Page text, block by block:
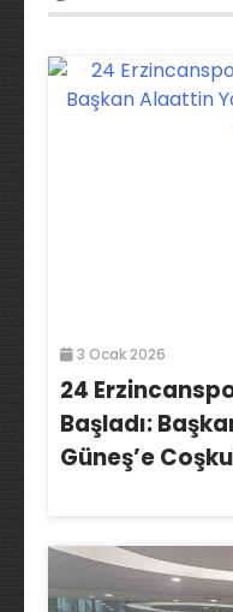
3 Ocak 2026
24
Başladı:
Güneş’e